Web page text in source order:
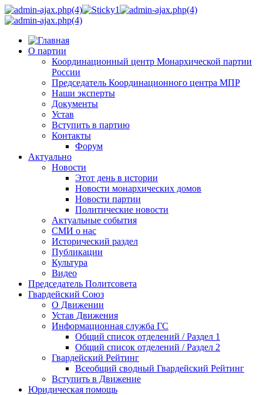
О партии
Координационный центр Монархической партии
России
Председатель Координационного центра МПР
Наши эксперты
Документы
Устав
Вступить в партию
Контакты
Форум
Актуально
Новости
Этот день в истории
Новости монархических домов
Новости партии
Политические новости
Актуальные события
СМИ о нас
Исторический раздел
Публикации
Культура
Видео
Председатель Политсовета
Гвардейский Союз
О Движении
Устав Движения
Информационная служба ГС
Общий список отделений / Раздел 1
Общий список отделений / Раздел 2
Гвардейский Рейтинг
Всеобщий сводный Гвардейский Рейтинг
Вступить в Движение
Юридическая помощь